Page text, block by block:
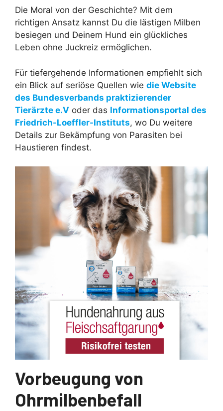
Die Moral von der Geschichte? Mit dem
richtigen Ansatz kannst Du die lästigen Milben
besiegen und Deinem Hund ein glückliches
Leben ohne Juckreiz ermöglichen.
Für tiefergehende Informationen empfiehlt sich
ein Blick auf seriöse Quellen wie die Website
des Bundesverbands praktizierender
Tierärzte e.V oder das Informationsportal des
Friedrich-Loeffler-Instituts, wo Du weitere
Details zur Bekämpfung von Parasiten bei
Haustieren findest.
Vorbeugung von
Ohrmilbenbefall